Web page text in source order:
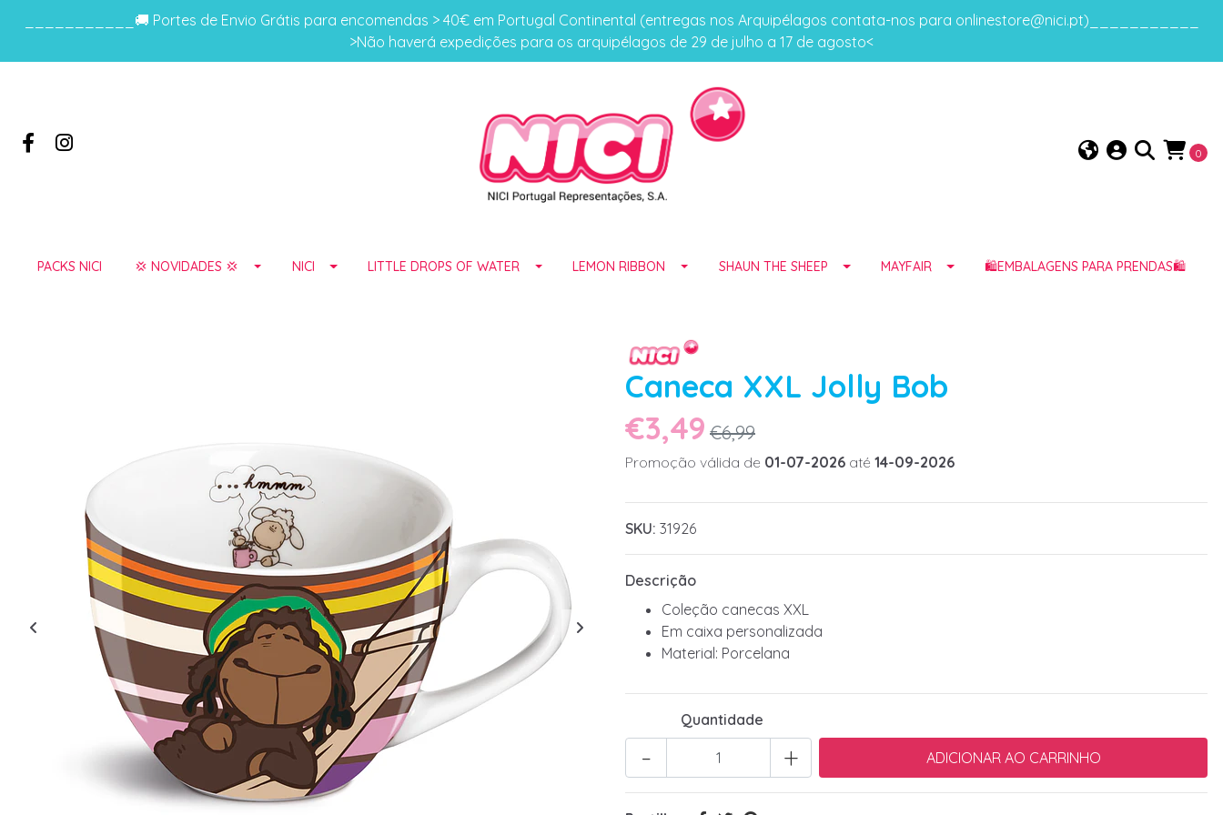
___________🚚 Portes de Envio Grátis para encomendas > 40€ em Portugal Continental (entregas nos Arquipélagos contata-nos para onlinestore@nici.pt)___________
>Não haverá expedições para os arquipélagos de 29 de julho a 17 de agosto<
0
PACKS NICI 💢 NOVIDADES 💢 NICI LITTLE DROPS OF WATER LEMON RIBBON SHAUN THE SHEEP MAYFAIR 🛍️EMBALAGENS PARA PRENDAS🛍️
Caneca XXL Jolly Bob
€3,49 €6,99
Promoção válida de 01-07-2026 até 14-09-2026
SKU: 31926
Descrição
Coleção canecas XXL
Em caixa personalizada
Material: Porcelana
Quantidade
+
-